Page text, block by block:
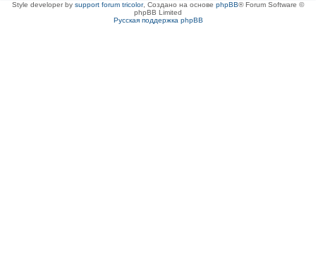
Style developer by support forum tricolor, Создано на основе phpBB® Forum Software ©
phpBB Limited
Русская поддержка phpBB